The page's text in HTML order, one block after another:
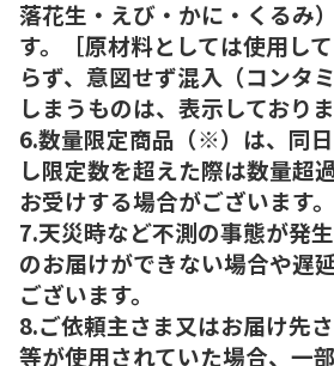
落花生・えび・かに・くるみ
す。［原材料としては使用し
らず、意図せず混入（コンタ
しまうものは、表示しておりま
6.数量限定商品（※）は、同
し限定数を超えた際は数量超
お受けする場合がございます。
7.天災時など不測の事態が発
のお届けができない場合や遅
ございます。
8.ご依頼主さま又はお届け先
等が使用されていた場合、一